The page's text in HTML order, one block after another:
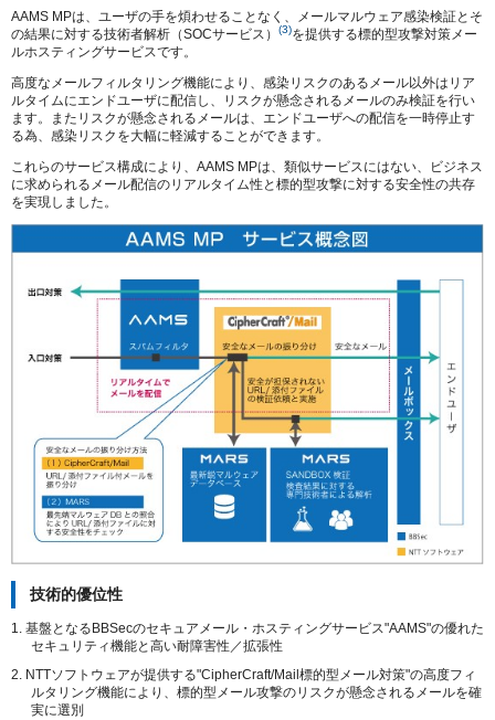
AAMS MPは、ユーザの手を煩わせることなく、メールマルウェア感染検証とそ
の結果に対する技術者解析（SOCサービス）
(3)を提供する標的型攻撃対策メー
ルホスティングサービスです。
高度なメールフィルタリング機能により、感染リスクのあるメール以外はリア
ルタイムにエンドユーザに配信し、リスクが懸念されるメールのみ検証を行い
ます。またリスクが懸念されるメールは、エンドユーザへの配信を一時停止す
る為、感染リスクを大幅に軽減することができます。
これらのサービス構成により、AAMS MPは、類似サービスにはない、ビジネス
に求められるメール配信のリアルタイム性と標的型攻撃に対する安全性の共存
を実現しました。
技術的優位性
1. 基盤となるBBSecのセキュアメール・ホスティングサービス"AAMS"の優れた
セキュリティ機能と高い耐障害性／拡張性
2. NTTソフトウェアが提供する"CipherCraft/Mail標的型メール対策"の高度フィ
ルタリング機能により、標的型メール攻撃のリスクが懸念されるメールを確
実に選別